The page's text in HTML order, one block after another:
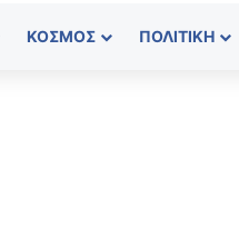
ΚΌΣΜΟΣ ΠΟΛΙΤΙΚΉ